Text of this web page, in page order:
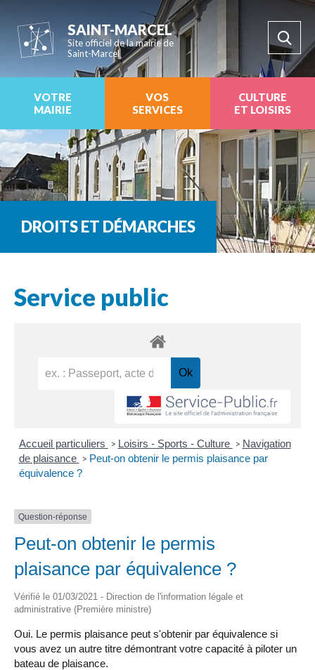
SAINT-MARCEL
Site officiel de la mairie de
Saint-Marcel
VOTRE
MAIRIE
VOS
SERVICES
CULTURE
ET LOISIRS
DROITS ET DÉMARCHES
Service public
Accueil particuliers > Loisirs - Sports - Culture > Navigation
de plaisance > Peut-on obtenir le permis plaisance par
équivalence ?
Question-réponse
Peut-on obtenir le permis
plaisance par équivalence ?
Vérifié le 01/03/2021 - Direction de l'information légale et
administrative (Première ministre)
Oui. Le permis plaisance peut s'obtenir par équivalence si
vous avez un autre titre démontrant votre capacité à piloter un
bateau de plaisance.